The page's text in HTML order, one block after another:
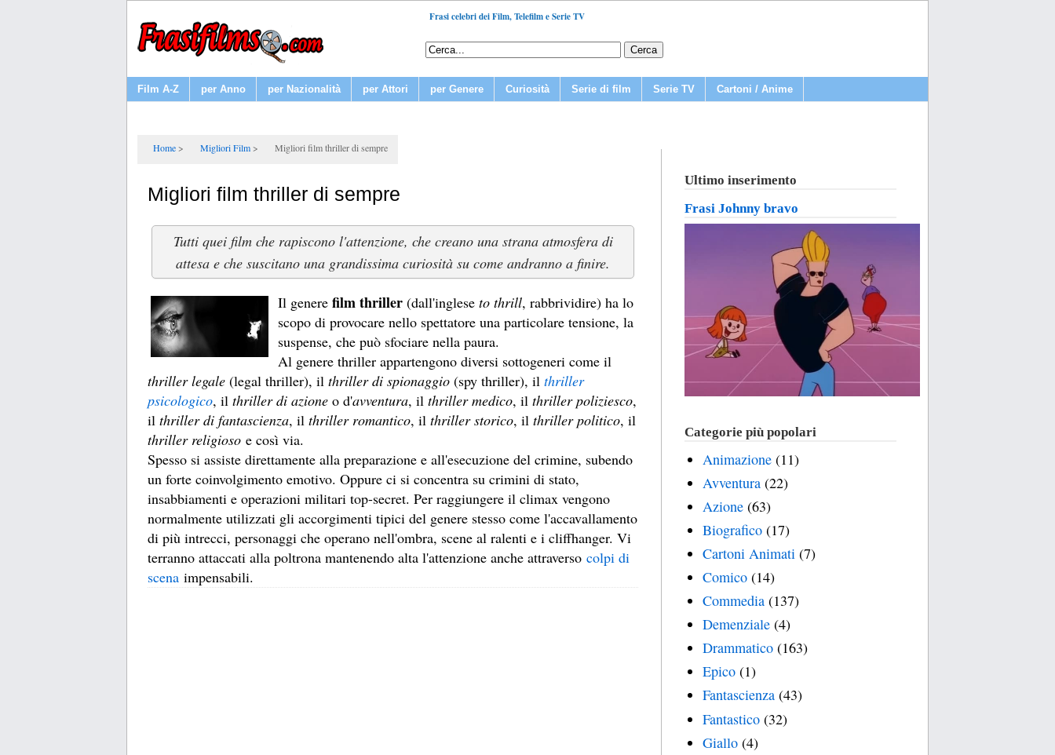
Frasi celebri dei Film, Telefilm e Serie TV
Film A-Z per Anno per Nazionalità per Attori per Genere Curiosità Serie di film Serie TV Cartoni / Anime
Home Migliori Film Migliori film thriller di sempre
Migliori film thriller di sempre
Tutti quei film che rapiscono l'attenzione, che creano una strana atmosfera di
attesa e che suscitano una grandissima curiosità su come andranno a finire.
Il genere film thriller (dall'inglese to thrill, rabbrividire) ha lo
scopo di provocare nello spettatore una particolare tensione, la
suspense, che può sfociare nella paura.
Al genere thriller appartengono diversi sottogeneri come il
thriller legale (legal thriller), il thriller di spionaggio (spy thriller), il thriller
psicologico, il thriller di azione o d'avventura, il thriller medico, il thriller poliziesco,
il thriller di fantascienza, il thriller romantico, il thriller storico, il thriller politico, il
thriller religioso e così via.
Spesso si assiste direttamente alla preparazione e all'esecuzione del crimine, subendo
un forte coinvolgimento emotivo. Oppure ci si concentra su crimini di stato,
insabbiamenti e operazioni militari top-secret. Per raggiungere il climax vengono
normalmente utilizzati gli accorgimenti tipici del genere stesso come l'accavallamento
di più intrecci, personaggi che operano nell'ombra, scene al ralenti e i cliffhanger. Vi
terranno attaccati alla poltrona mantenendo alta l'attenzione anche attraverso colpi di
scena impensabili.
Ultimo inserimento
Frasi Johnny bravo
Categorie più popolari
Animazione (11)
Avventura (22)
Azione (63)
Biografico (17)
Cartoni Animati (7)
Comico (14)
Commedia (137)
Demenziale (4)
Drammatico (163)
Epico (1)
Fantascienza (43)
Fantastico (32)
Giallo (4)